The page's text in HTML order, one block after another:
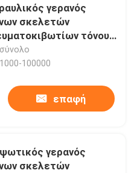
γερανός
σκελετών
τόνου
το
6 - 10m ανύψωση
100000
επαφή
γερανός
σκελετών